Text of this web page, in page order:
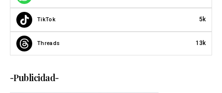
TikTok 5k
Threads 13k
-Publicidad-